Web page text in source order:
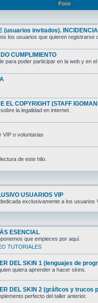
Foro
(usuarios invitados).
los usuarios que quieren registrarse
CUMPLIMIENTO
para poder participar en la web y en
EL COPYRIGHT (STAFF
la legalidad en internet.
VIP o voluntarias
de este hilo.
USUARIOS VIP
exclusivamente a los usuarios
ESENCIAL
que empieces por aquí.
TUTORIALES
DEL SKIN 1 (lenguajes de
quiera aprender a hacer skins.
DEL SKIN 2 (gráficos y trucos
perfecto del taller anterior.